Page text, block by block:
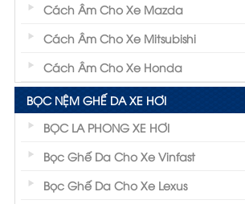
Cách Âm Cho Xe Mazda
Cách Âm Cho Xe Mitsubishi
Cách Âm Cho Xe Honda
BỌC NỆM GHẾ DA XE HƠI
BỌC LA PHONG XE HƠI
Bọc Ghế Da Cho Xe Vinfast
Bọc Ghế Da Cho Xe Lexus